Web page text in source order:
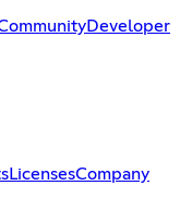
Developer
LicensesCompany